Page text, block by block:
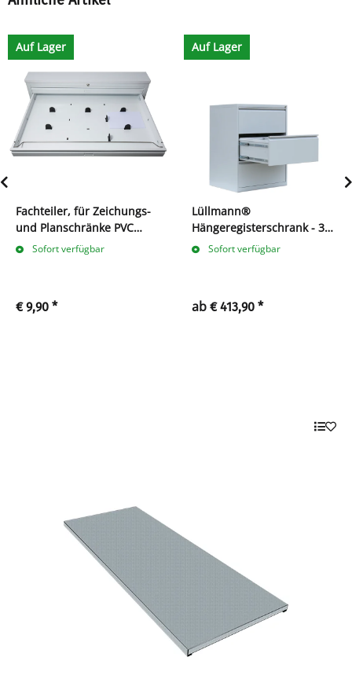
Auf Lager
Fachteiler, für Zeichungs-
und Planschränke PVC
schwarz
Sofort verfügbar
€ 9,90 *
Auf Lager
Lüllmann®
Hängeregisterschrank - 3
zweibahnige Schubladen
Sofort verfügbar
ab € 413,90 *